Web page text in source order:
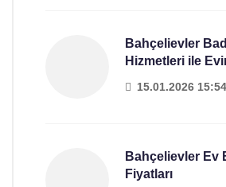
Bahçelievler
Hizmetleri ile
15.01.2026 15:54
Bahçelievler Ev
Fiyatları